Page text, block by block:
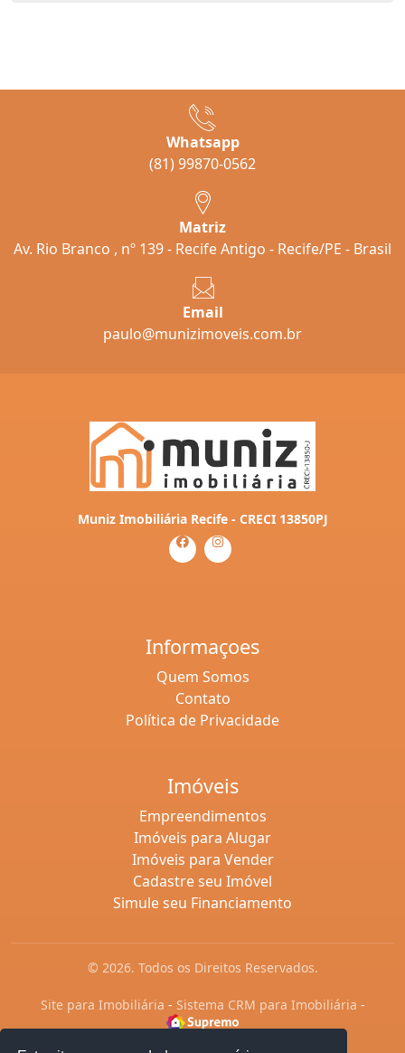
Whatsapp
(81) 99870-0562
Matriz
Av. Rio Branco , nº 139 - Recife Antigo - Recife/PE - Brasil
Email
paulo@munizimoveis.com.br
Muniz Imobiliária Recife - CRECI 13850PJ
Informaçoes
Quem Somos
Contato
Política de Privacidade
Imóveis
Empreendimentos
Imóveis para Alugar
Imóveis para Vender
Cadastre seu Imóvel
Simule seu Financiamento
© 2026. Todos os Direitos Reservados.
Site para Imobiliária - Sistema CRM para Imobiliária -